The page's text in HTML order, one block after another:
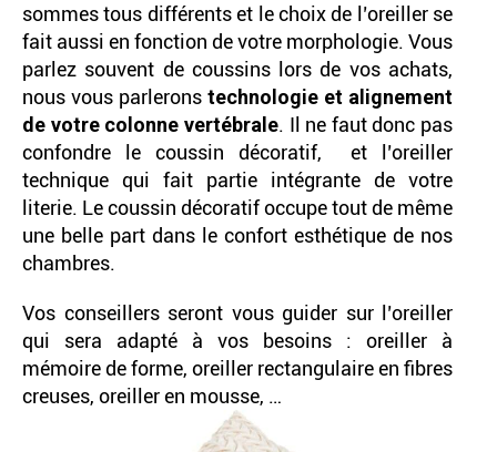
sommes tous différents et le choix de l’oreiller se
fait aussi en fonction de votre morphologie. Vous
parlez souvent de coussins lors de vos achats,
nous vous parlerons technologie et alignement
de votre colonne vertébrale. Il ne faut donc pas
confondre le coussin décoratif, et l’oreiller
technique qui fait partie intégrante de votre
literie. Le coussin décoratif occupe tout de même
une belle part dans le confort esthétique de nos
chambres.
Vos conseillers seront vous guider sur l’oreiller
qui sera adapté à vos besoins : oreiller à
mémoire de forme, oreiller rectangulaire en fibres
creuses, oreiller en mousse, …